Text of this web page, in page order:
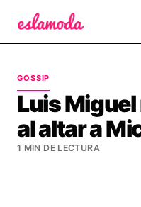
GOSSIP
Luis
al altar a
1 MIN DE LECTURA